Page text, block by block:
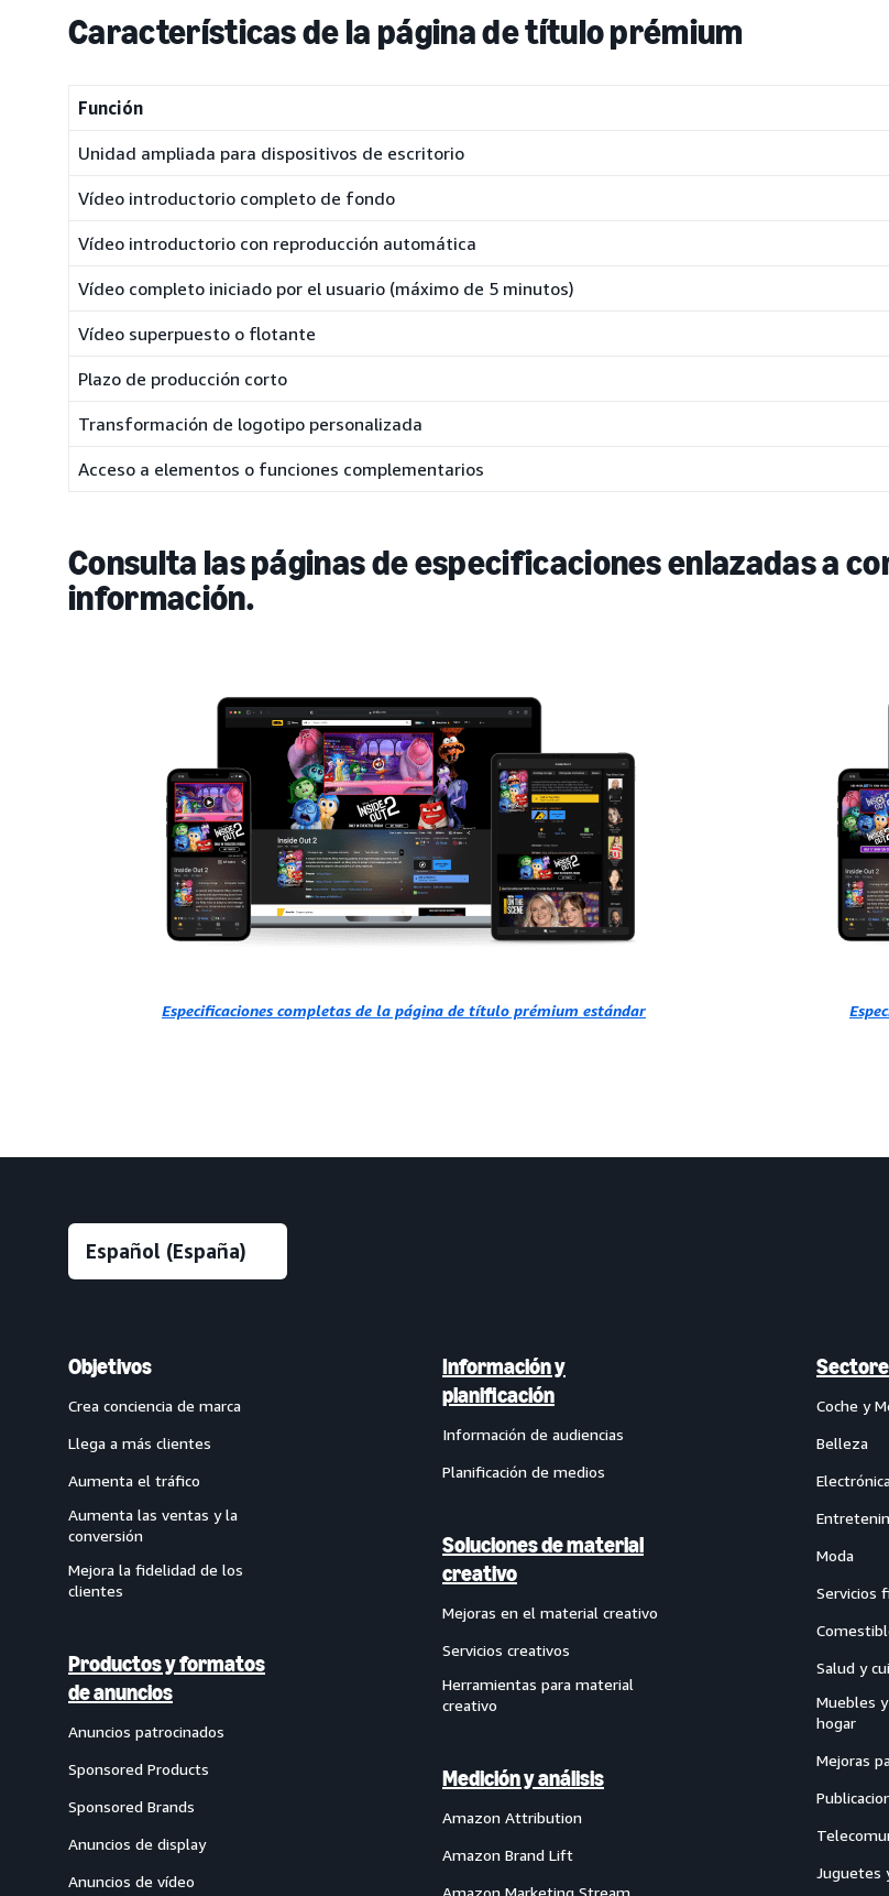
Características de la página de título prémium
Función
Unidad ampliada para dispositivos de escritorio
Vídeo introductorio completo de fondo
Vídeo introductorio con reproducción automática
Vídeo completo iniciado por el usuario (máximo de 5 minutos)
Vídeo superpuesto o flotante
Plazo de producción corto
Transformación de logotipo personalizada
Acceso a elementos o funciones complementarios
Consulta las páginas de especificaciones enlazadas a
información.
Especificaciones completas de la página de título prémium estándar
Objetivos
Crea conciencia de marca
Llega a más clientes
Aumenta el tráfico
Aumenta las ventas y la
conversión
Mejora la fidelidad de los
clientes
Productos y formatos
de anuncios
Anuncios patrocinados
Sponsored Products
Sponsored Brands
Anuncios de display
Anuncios de vídeo
Información y
planificación
Información de audiencias
Planificación de medios
Soluciones de material
creativo
Mejoras en el material creativo
Servicios creativos
Herramientas para material
creativo
Medición y análisis
Amazon Attribution
Amazon Brand Lift
Coche y
Belleza
Moda
Servicios
Salud y
Muebles
hogar
Mejoras
Juguetes